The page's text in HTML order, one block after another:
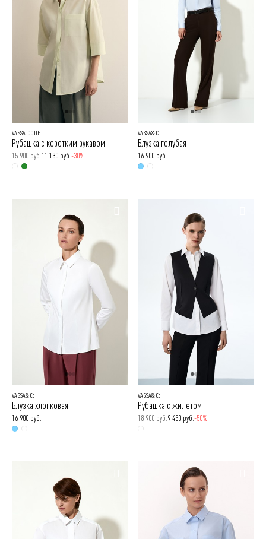
VASSA CODE
Рубашка с коротким рукавом
15 900 руб.11 130 руб. -30%
VASSA&Co
Блузка голубая
16 900 руб.
VASSA&Co
Блузка хлопковая
16 900 руб.
VASSA&Co
Рубашка с жилетом
18 900 руб.9 450 руб. -50%